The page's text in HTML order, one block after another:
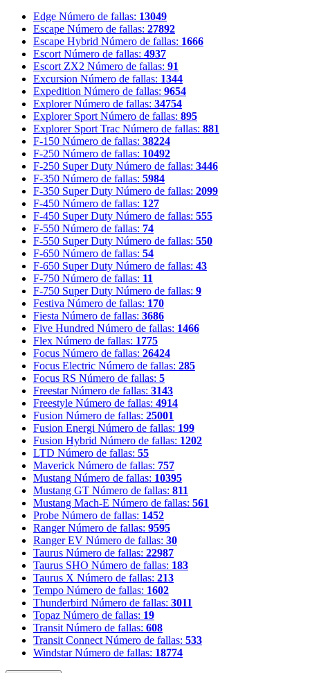
Edge Número de fallas: 13049
Escape Número de fallas: 27892
Escape Hybrid Número de fallas: 1666
Escort Número de fallas: 4937
Escort ZX2 Número de fallas: 91
Excursion Número de fallas: 1344
Expedition Número de fallas: 9654
Explorer Número de fallas: 34754
Explorer Sport Número de fallas: 895
Explorer Sport Trac Número de fallas: 881
F-150 Número de fallas: 38224
F-250 Número de fallas: 10492
F-250 Super Duty Número de fallas: 3446
F-350 Número de fallas: 5984
F-350 Super Duty Número de fallas: 2099
F-450 Número de fallas: 127
F-450 Super Duty Número de fallas: 555
F-550 Número de fallas: 74
F-550 Super Duty Número de fallas: 550
F-650 Número de fallas: 54
F-650 Super Duty Número de fallas: 43
F-750 Número de fallas: 11
F-750 Super Duty Número de fallas: 9
Festiva Número de fallas: 170
Fiesta Número de fallas: 3686
Five Hundred Número de fallas: 1466
Flex Número de fallas: 1775
Focus Número de fallas: 26424
Focus Electric Número de fallas: 285
Focus RS Número de fallas: 5
Freestar Número de fallas: 3143
Freestyle Número de fallas: 4914
Fusion Número de fallas: 25001
Fusion Energi Número de fallas: 199
Fusion Hybrid Número de fallas: 1202
LTD Número de fallas: 55
Maverick Número de fallas: 757
Mustang Número de fallas: 10395
Mustang GT Número de fallas: 811
Mustang Mach-E Número de fallas: 561
Probe Número de fallas: 1452
Ranger Número de fallas: 9595
Ranger EV Número de fallas: 30
Taurus Número de fallas: 22987
Taurus SHO Número de fallas: 183
Taurus X Número de fallas: 213
Tempo Número de fallas: 1602
Thunderbird Número de fallas: 3011
Topaz Número de fallas: 19
Transit Número de fallas: 608
Transit Connect Número de fallas: 533
Windstar Número de fallas: 18774